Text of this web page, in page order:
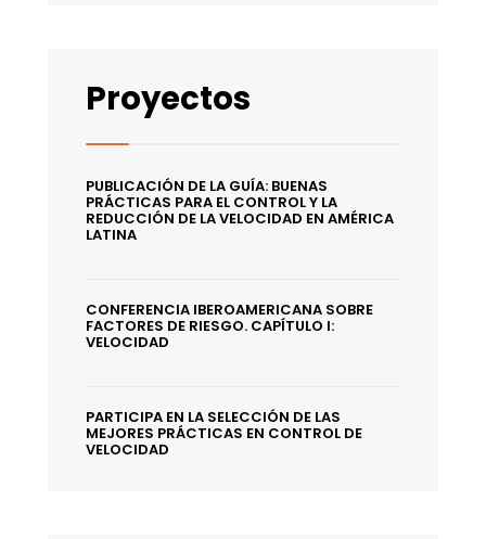
Proyectos
PUBLICACIÓN DE LA GUÍA: BUENAS
PRÁCTICAS PARA EL CONTROL Y LA
REDUCCIÓN DE LA VELOCIDAD EN AMÉRICA
LATINA
CONFERENCIA IBEROAMERICANA SOBRE
FACTORES DE RIESGO. CAPÍTULO I:
VELOCIDAD
PARTICIPA EN LA SELECCIÓN DE LAS
MEJORES PRÁCTICAS EN CONTROL DE
VELOCIDAD